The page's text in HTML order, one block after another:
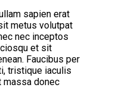
sapien erat
metus volutpat
nec inceptos
et sit
Faucibus per
tristique iaculis
massa donec